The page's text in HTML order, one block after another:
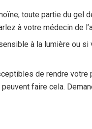
toute partie du gel
à votre médecin de
à la lumière ou si
de rendre votre
faire cela.